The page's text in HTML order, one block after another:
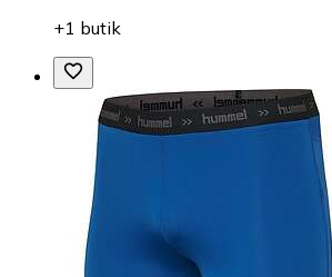
+1 butik